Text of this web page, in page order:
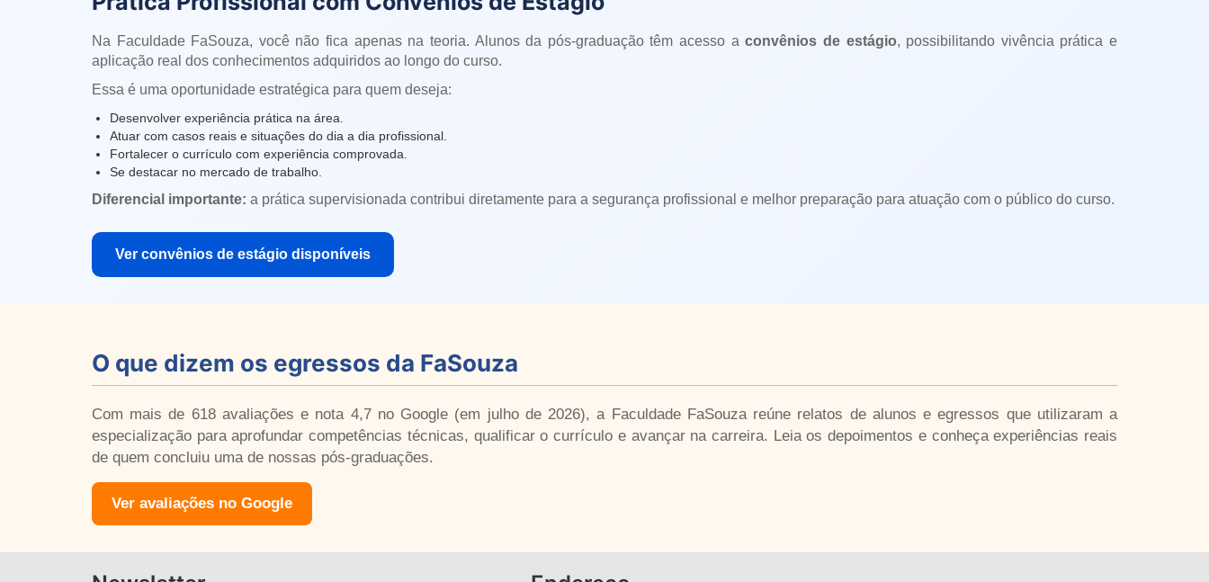
Na Faculdade FaSouza, você não fica apenas na teoria. Alunos da pós-graduação têm acesso aconvênios de estágio, possibilitando vivência prática e
aplicação real dos conhecimentos adquiridos ao longo do curso.
Essa é uma oportunidade estratégica para quem deseja:
Desenvolver experiência prática na área.
Atuar com casos reais e situações do dia a dia profissional.
Fortalecer o currículo com experiência comprovada.
Se destacar no mercado de trabalho.
Diferencial importante: a prática supervisionada contribui diretamente para a segurança profissional e melhor preparação para atuação com o público do curso.
Ver convênios de estágio disponíveis
O que dizem os egressos da FaSouza
Com mais de 618 avaliações e nota 4,7 no Google (em julho de 2026), a Faculdade FaSouza reúne relatos de alunos e egressos que utilizaram a
especialização para aprofundar competências técnicas, qualificar o currículo e avançar na carreira. Leia os depoimentos e conheça experiências reais
de quem concluiu uma de nossas pós-graduações.
Ver avaliações no Google